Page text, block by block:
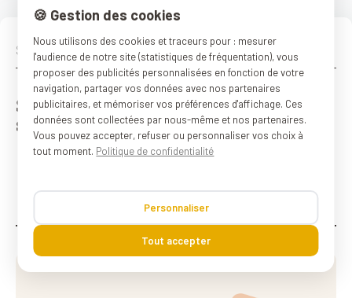
Suivez-nous sur les réseaux
sociaux :)
🍪 Gestion des cookies
Nous utilisons des cookies et traceurs pour : mesurer
l'audience de notre site (statistiques de fréquentation), vous
proposer des publicités personnalisées en fonction de votre
navigation, partager vos données avec nos partenaires
publicitaires, et mémoriser vos préférences d'affichage. Ces
données sont collectées par nous-même et nos partenaires.
Vous pouvez accepter, refuser ou personnaliser vos choix à
tout moment. Politique de confidentialité
Personnaliser
Tout accepter